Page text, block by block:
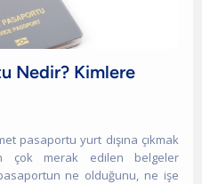
Nedir? Kimlere
pasaportu yurt dışına çıkmak
çok merak edilen belgeler
ne olduğunu, ne işe